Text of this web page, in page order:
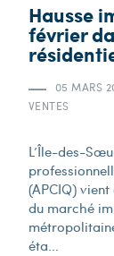
Hausse
février
05 MARS
VENTES
L’Île-des-
(APCIQ)
du marché
éta...